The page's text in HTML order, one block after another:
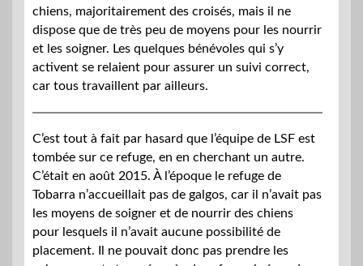
chiens, majoritairement des croisés, mais il ne
dispose que de très peu de moyens pour les nourrir
et les soigner. Les quelques bénévoles qui s’y
activent se relaient pour assurer un suivi correct,
car tous travaillent par ailleurs.
C’est tout à fait par hasard que l’équipe de LSF est
tombée sur ce refuge, en en cherchant un autre.
C’était en août 2015. À l’époque le refuge de
Tobarra n’accueillait pas de galgos, car il n’avait pas
les moyens de soigner et de nourrir des chiens
pour lesquels il n’avait aucune possibilité de
placement. Il ne pouvait donc pas prendre les